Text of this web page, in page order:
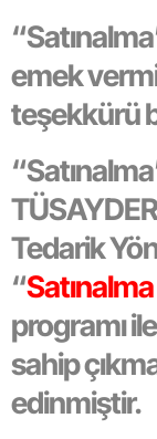
emek
teşekkürü
Tedarik
“
programı
sahip
edinmiştir.